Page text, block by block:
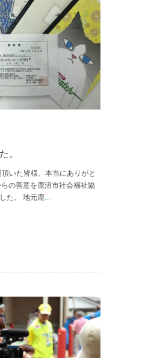
。
いた皆様、本当にありがと
の善意を鹿沼市社会福祉協
た。 地元鹿...